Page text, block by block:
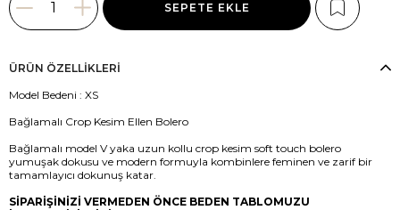
ÜRÜN ÖZELLIKLERI
Model Bedeni : XS
Bağlamalı Crop Kesim Ellen Bolero
Bağlamalı model V yaka uzun kollu crop kesim soft touch bolero
yumuşak dokusu ve modern formuyla kombinlere feminen ve zarif bir
tamamlayıcı dokunuş katar.
SİPARİŞİNİZİ VERMEDEN ÖNCE BEDEN TABLOMUZU